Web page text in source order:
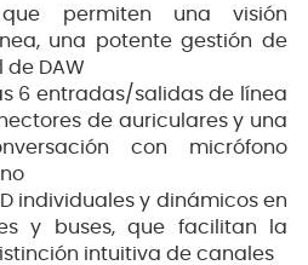
que permiten una visión
una potente gestión de
de DAW
6 entradas/salidas de línea
de auriculares y una
con micrófono
individuales y dinámicos en
y buses, que facilitan la
intuitiva de canales